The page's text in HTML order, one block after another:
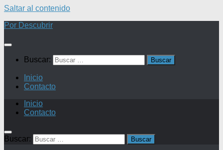
Saltar al contenido
Por Descubrir
Buscar:
Inicio
Contacto
Inicio
Contacto
Buscar: